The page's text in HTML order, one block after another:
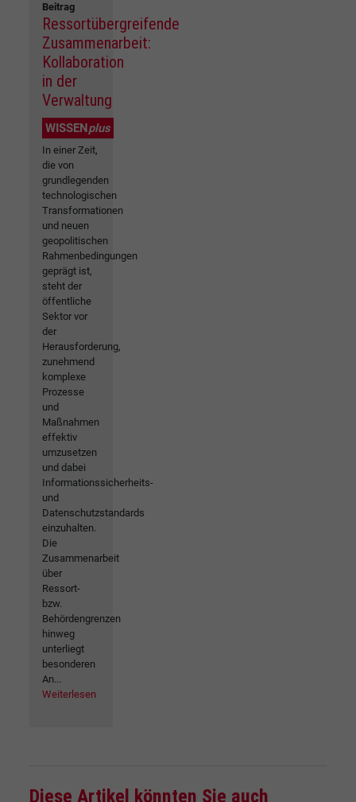
Beitrag
Ressortübergreifende
Zusammenarbeit:
Kollaboration
in der
Verwaltung
WISSENplus
In einer Zeit,
die von
grundlegenden
technologischen
Transformationen
und neuen
geopolitischen
Rahmenbedingungen
geprägt ist,
steht der
öffentliche
Sektor vor
der
Herausforderung,
zunehmend
komplexe
Prozesse
und
Maßnahmen
effektiv
umzusetzen
und dabei
Informationssicherheits-
und
Datenschutzstandards
einzuhalten.
Die
Zusammenarbeit
über
Ressort-
bzw.
Behördengrenzen
hinweg
unterliegt
besonderen
An...
Weiterlesen
Diese Artikel könnten Sie auch